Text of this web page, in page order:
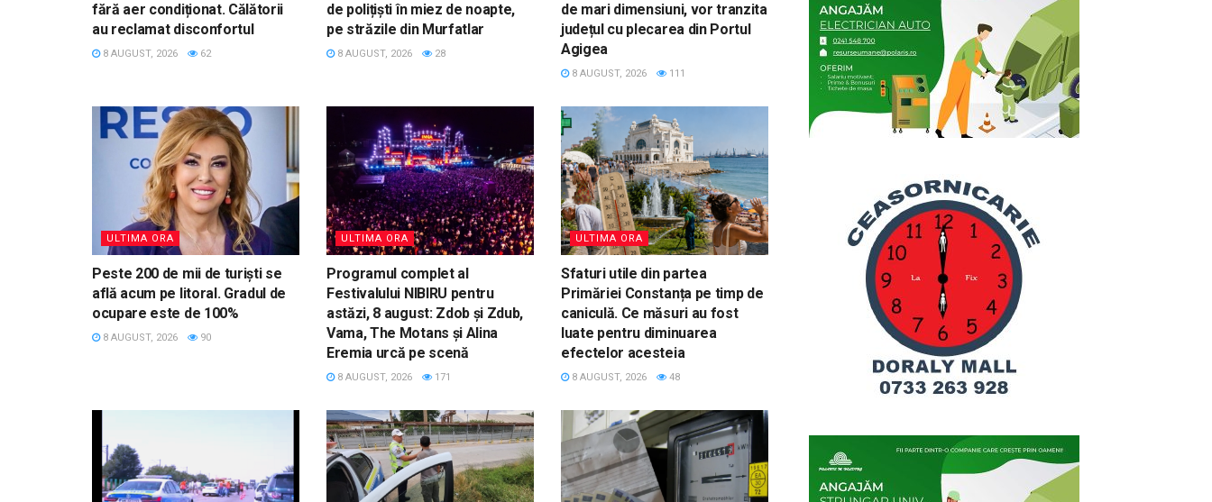
fără aer condiționat. Călătorii
au reclamat disconfortul
8 AUGUST, 2026 62
de polițiști în miez de noapte,
pe străzile din Murfatlar
8 AUGUST, 2026 28
de mari dimensiuni, vor tranzita
județul cu plecarea din Portul
Agigea
8 AUGUST, 2026 111
ULTIMA ORA
Peste 200 de mii de turiști se
află acum pe litoral. Gradul de
ocupare este de 100%
8 AUGUST, 2026 90
ULTIMA ORA
Programul complet al
Festivalului NIBIRU pentru
astăzi, 8 august: Zdob și Zdub,
Vama, The Motans și Alina
Eremia urcă pe scenă
8 AUGUST, 2026 171
ULTIMA ORA
Sfaturi utile din partea
Primăriei Constanța pe timp de
caniculă. Ce măsuri au fost
luate pentru diminuarea
efectelor acesteia
8 AUGUST, 2026 48